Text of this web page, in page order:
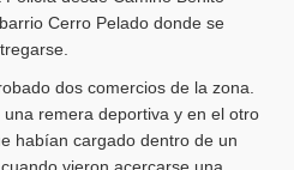
Cerro Pelado donde se
dos comercios de la zona.
remera deportiva y en el otro
habían cargado dentro de un